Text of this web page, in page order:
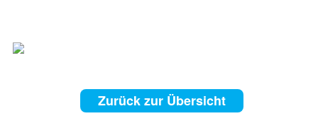
Zurück zur Übersicht